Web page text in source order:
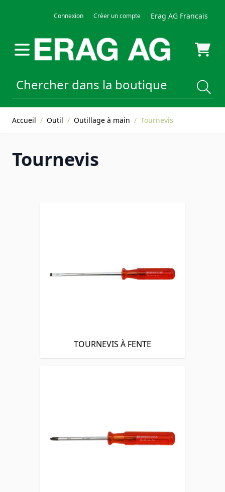
Connexion Créer un compte Erag AG Francais
Accueil / Outil / Outillage à main / Tournevis
Tournevis
TOURNEVIS À FENTE